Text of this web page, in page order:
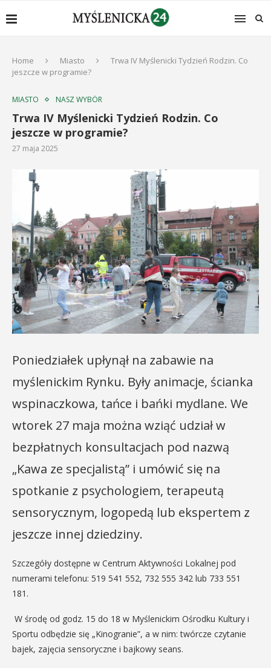
Home Miasto
Trwa IV Myślenicki Tydzień Rodzin. Co
jeszcze w programie?
MIASTO NASZ WYBÓR
Trwa IV Myślenicki Tydzień Rodzin. Co
jeszcze w programie?
27 maja 2025
Poniedziałek upłynął na zabawie na
myślenickim Rynku. Były animacje, ścianka
wspinaczkowa, tańce i bańki mydlane. We
wtorek 27 maja można wziąć udział w
bezpłatnych konsultacjach pod nazwą
„Kawa ze specjalistą” i umówić się na
spotkanie z psychologiem, terapeutą
sensorycznym, logopedą lub ekspertem z
jeszcze innej dziedziny.
Szczegóły dostępne w Centrum Aktywności Lokalnej pod
numerami telefonu: 519 541 552, 732 555 342 lub 733 551
181.
W środę od godz. 15 do 18 w Myślenickim Ośrodku Kultury i
Sportu odbędzie się „Kinogranie”, a w nim: twórcze czytanie
bajek, zajęcia sensoryczne i bajkowy seans.